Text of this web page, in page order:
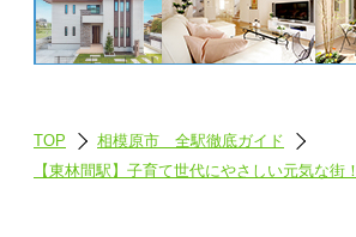
TOP
相模原市 全駅徹底ガイド
【東林間駅】子育て世代にやさしい元気な街！